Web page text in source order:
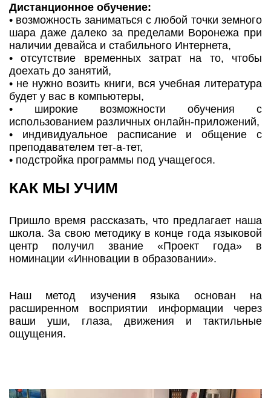
Дистанционное обучение:
• возможность заниматься с любой точки земного
шара даже далеко за пределами Воронежа при
наличии девайса и стабильного Интернета,
• отсутствие временных затрат на то, чтобы
доехать до занятий,
• не нужно возить книги, вся учебная литература
будет у вас в компьютеры,
• широкие возможности обучения с
использованием различных онлайн-приложений,
• индивидуальное расписание и общение с
преподавателем тет-а-тет,
• подстройка программы под учащегося.
КАК МЫ УЧИМ
Пришло время рассказать, что предлагает наша
школа. За свою методику в конце года языковой
центр получил звание «Проект года» в
номинации «Инновации в образовании».
Наш метод изучения языка основан на
расширенном восприятии информации через
ваши уши, глаза, движения и тактильные
ощущения.